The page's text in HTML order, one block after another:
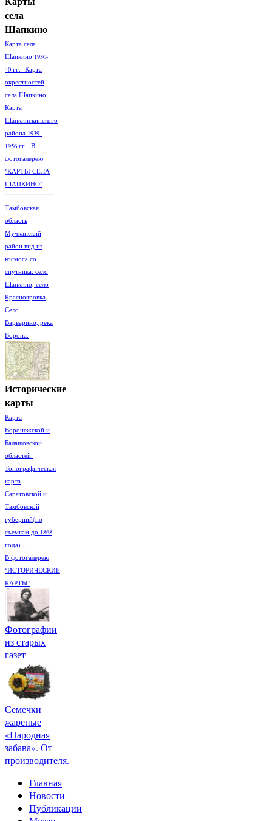
села
Шапкино
Карта села
Шапкино 1930-
40 гг. Карта
окрестностей
села Шапкино.
Карта
Шапкинскинского
района 1939-
1956 гг. В
фотогалерею
"КАРТЫ СЕЛА
ШАПКИНО"
Тамбовская
область
Мучкапский
район вид из
космоса со
спутника: село
Шапкино, село
Краснояровка,
Село
Варварино, река
Ворона.
Исторические
карты
Карта
Воронежской и
Балашовской
областей.
Топографическая
карта
Саратовской и
Тамбовской
губерний(по
съемкам до 1868
года)...
В фотогалерею
"ИСТОРИЧЕСКИЕ
КАРТЫ"
Фотографии
из старых
газет
Семечки
жареные
«Народная
забава». От
производителя.
Главная
Новости
Публикации